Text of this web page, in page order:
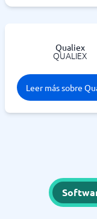
Qualiex
QUALIEX
Leer más sobre